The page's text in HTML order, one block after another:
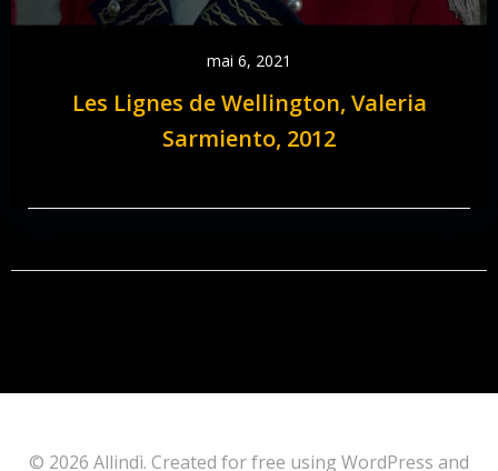
mai 6, 2021
Les Lignes de Wellington, Valeria
Sarmiento, 2012
© 2026 Allindì. Created for free using WordPress and